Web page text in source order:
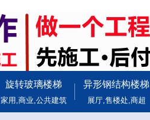
旋转玻璃楼梯
家用,商业,公共建筑
异形钢结构楼梯
展厅,售楼处,商超